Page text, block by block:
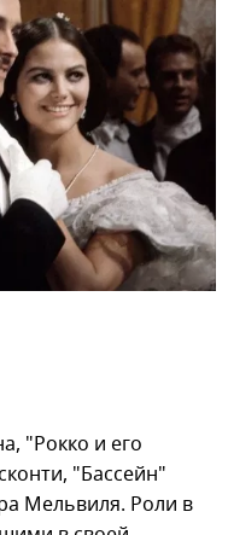
"Рокко и его
"Бассейн"
Мельвиля. Роли в